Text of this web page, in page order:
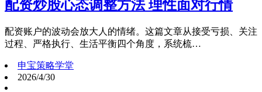
配资炒股心态调整方法 理性面对行情
配资账户的波动会放大人的情绪。这篇文章从接受亏损、关注
过程、严格执行、生活平衡四个角度，系统梳…
申宝策略学堂
2026/4/30